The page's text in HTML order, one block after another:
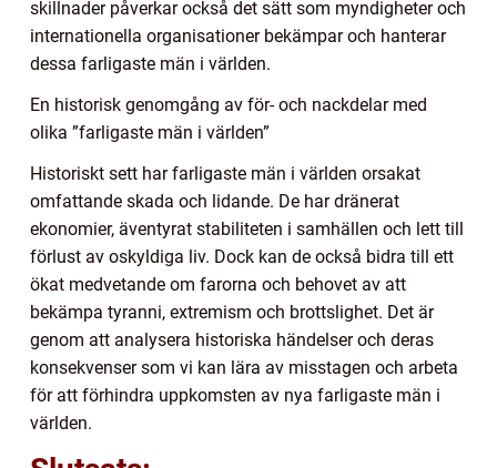
skillnader påverkar också det sätt som myndigheter och
internationella organisationer bekämpar och hanterar
dessa farligaste män i världen.
En historisk genomgång av för- och nackdelar med
olika ”farligaste män i världen”
Historiskt sett har farligaste män i världen orsakat
omfattande skada och lidande. De har dränerat
ekonomier, äventyrat stabiliteten i samhällen och lett till
förlust av oskyldiga liv. Dock kan de också bidra till ett
ökat medvetande om farorna och behovet av att
bekämpa tyranni, extremism och brottslighet. Det är
genom att analysera historiska händelser och deras
konsekvenser som vi kan lära av misstagen och arbeta
för att förhindra uppkomsten av nya farligaste män i
världen.